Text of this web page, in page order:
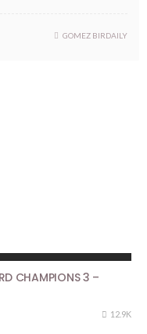
GOMEZ BIRDAILY
CHAMPIONS 3 –
12.9K